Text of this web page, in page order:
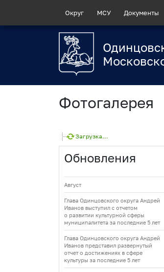
Округ МСУ Документы
Фотогалерея
Загрузка...
Обновления
Август
Глава Одинцовского округа Андрей
Иванов выступил с отчетом
о развитии культурной сферы
муниципалитета за последние 5 лет
Глава Одинцовского округа Андрей
Иванов представил развернутый
отчет о достижениях в сфере
культуры за последние 5 лет